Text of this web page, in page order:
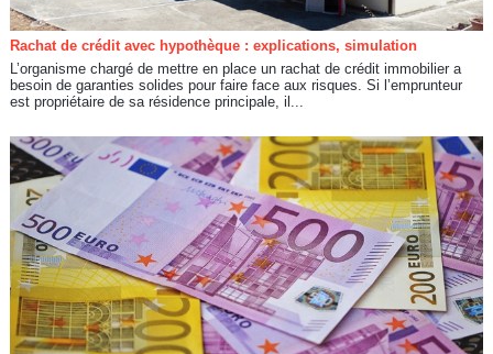
Rachat de crédit avec hypothèque : explications, simulation
L’organisme chargé de mettre en place un rachat de crédit immobilier a
besoin de garanties solides pour faire face aux risques. Si l’emprunteur
est propriétaire de sa résidence principale, il...